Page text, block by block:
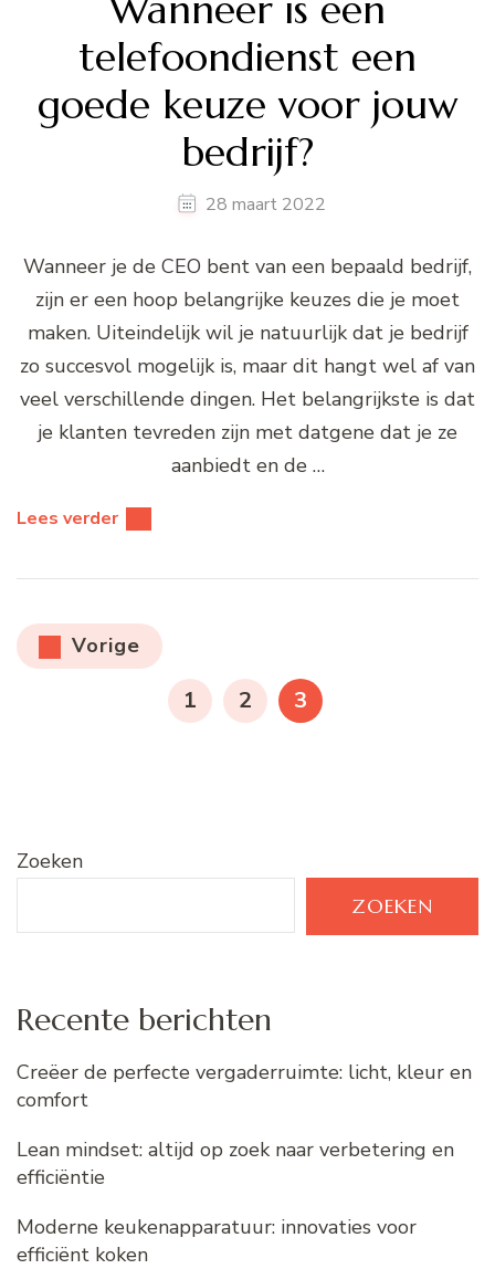
telefoondienst een
goede keuze voor jouw
bedrijf?
28 maart 2022
Wanneer je de CEO bent van een bepaald bedrijf,
zijn er een hoop belangrijke keuzes die je moet
maken. Uiteindelijk wil je natuurlijk dat je bedrijf
zo succesvol mogelijk is, maar dit hangt wel af van
veel verschillende dingen. Het belangrijkste is dat
je klanten tevreden zijn met datgene dat je ze
aanbiedt en de …
Lees verder
Berichten
paginering
Vorige
PAGINA
1 PAGINA
2 PAGINA
3
Zoeken
ZOEKEN
Recente berichten
Creëer de perfecte vergaderruimte: licht, kleur en
comfort
Lean mindset: altijd op zoek naar verbetering en
efficiëntie
Moderne keukenapparatuur: innovaties voor
efficiënt koken